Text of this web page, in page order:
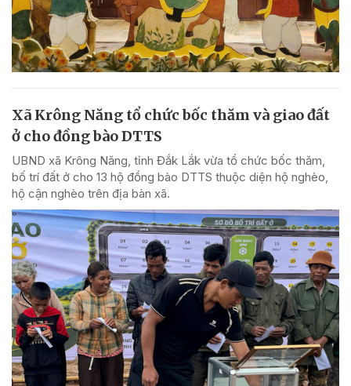
Xã Krông Năng tổ chức bốc thăm và giao đất
ở cho đồng bào DTTS
UBND xã Krông Năng, tỉnh Đắk Lắk vừa tổ chức bốc thăm,
bố trí đất ở cho 13 hộ đồng bào DTTS thuộc diện hộ nghèo,
hộ cận nghèo trên địa bàn xã.